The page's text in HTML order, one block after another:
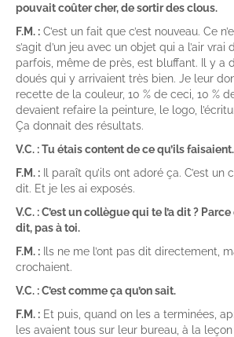
pouvait coûter cher, de sortir des clous.
F.M. : C’est un fait que c’est nouveau. Ce
s’agit d’un jeu avec un objet qui a l’air vrai
parfois, même de près, est bluffant. Il y a
doués qui y arrivaient très bien. Je leur
recette de la couleur, 10 % de ceci, 10 %
devaient refaire la peinture, le logo,
Ça donnait des résultats.
V.C. : Tu étais content de ce qu’ils
F.M. : Il paraît qu’ils ont adoré ça. C’est un
dit. Et je les ai exposés.
V.C. : C’est un collègue qui te l’a dit ?
dit, pas à toi.
F.M. : Ils ne me l’ont pas dit directement,
crochaient.
V.C. : C’est comme ça qu’on sait.
F.M. : Et puis, quand on les a terminées,
les avaient tous sur leur bureau, à la